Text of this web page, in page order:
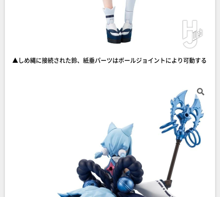
▲しめ縄に接続された鈴、紙垂パーツはボールジョイントにより可動する